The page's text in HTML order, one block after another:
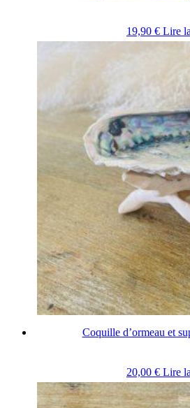
19,90 € Lire
Coquille d’ormeau et
20,00 € Lire